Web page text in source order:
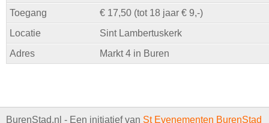
Toegang
€ 17,50 (tot 18 jaar € 9,-)
Locatie
Sint Lambertuskerk
Adres
Markt 4 in Buren
BurenStad.nl - Een initiatief van St Evenementen BurenStad